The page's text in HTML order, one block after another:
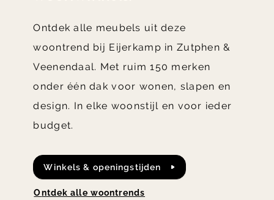
Ontdek alle meubels uit deze
woontrend bij Eijerkamp in Zutphen &
Veenendaal. Met ruim 150 merken
onder één dak voor wonen, slapen en
design. In elke woonstijl en voor ieder
budget.
Winkels & openingstijden
ontdek alle woontrends